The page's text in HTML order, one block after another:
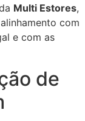
Multi Estores,
com
e com as
de